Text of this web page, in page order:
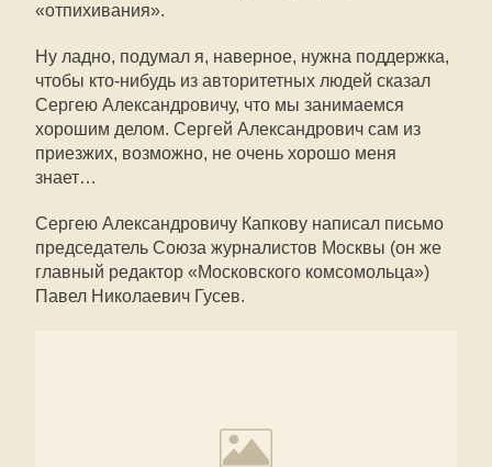
«отпихивания».
Ну ладно, подумал я, наверное, нужна поддержка,
чтобы кто-нибудь из авторитетных людей сказал
Сергею Александровичу, что мы занимаемся
хорошим делом. Сергей Александрович сам из
приезжих, возможно, не очень хорошо меня
знает…
Сергею Александровичу Капкову написал письмо
председатель Союза журналистов Москвы (он же
главный редактор «Московского комсомольца»)
Павел Николаевич Гусев.